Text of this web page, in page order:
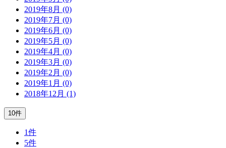
2019年8月 (0)
2019年7月 (0)
2019年6月 (0)
2019年5月 (0)
2019年4月 (0)
2019年3月 (0)
2019年2月 (0)
2019年1月 (0)
2018年12月 (1)
10件
1件
5件